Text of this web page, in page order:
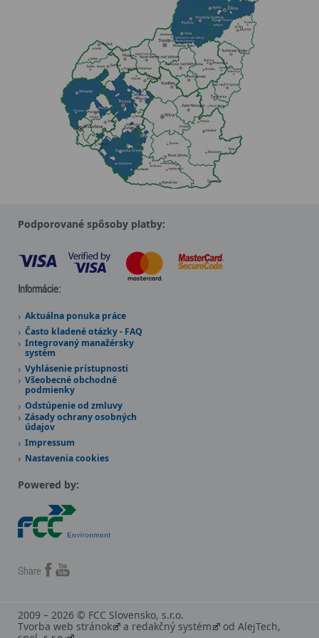
Podporované spôsoby platby:
Informácie:
Aktuálna ponuka práce
Často kladené otázky - FAQ
Integrovaný manažérsky
systém
Vyhlásenie prístupnosti
Všeobecné obchodné
podmienky
Odstúpenie od zmluvy
Zásady ochrany osobných
údajov
Impressum
Nastavenia cookies
Powered by:
Share
2009 – 2026 © FCC Slovensko, s.r.o.
Tvorba web stránok
a redakčný systém od AlejTech,